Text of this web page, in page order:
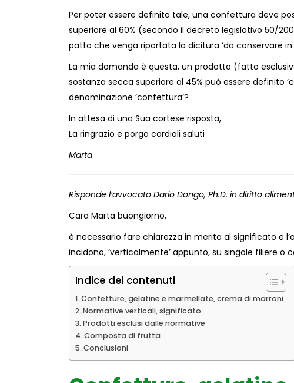
Per poter essere definita tale, una confettura deve
superiore al 60% (secondo il decreto legislativo 50/
patto che venga riportata la dicitura ‘da conservare in
La mia domanda è questa, un prodotto (fatto
sostanza secca superiore al 45% può essere definito
denominazione ‘confettura’?
In attesa di una Sua cortese risposta,
La ringrazio e porgo cordiali saluti
Marta
Risponde l’avvocato Dario Dongo, Ph.D. in diritto
Cara Marta buongiorno,
è necessario fare chiarezza in merito al significato e
incidono, ‘verticalmente’ appunto, su singole filiere o
Indice dei contenuti
Confetture, gelatine e marmellate, crema di marroni
Normative verticali, significato
Prodotti esclusi dalle normative
Composta di frutta
Conclusioni